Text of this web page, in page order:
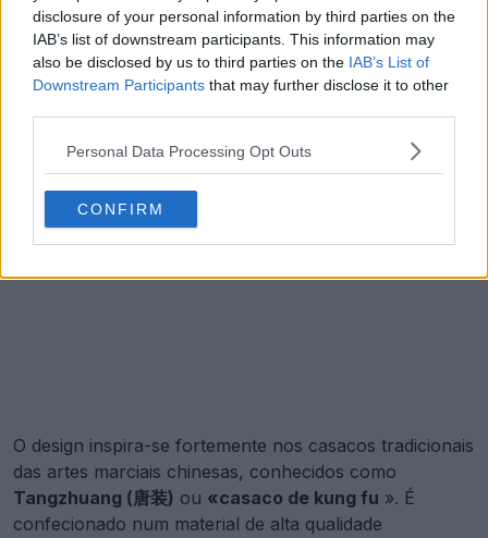
disclosure of your personal information by third parties on the
IAB’s list of downstream participants. This information may
also be disclosed by us to third parties on the IAB’s List of
Downstream Participants that may further disclose it to other
Personal Data Processing Opt Outs
CONFIRM
O design inspira-se fortemente nos casacos tradicionais
das artes marciais chinesas, conhecidos como
Tangzhuang (唐装) ou «casaco de kung fu ». É
confecionado num material de alta qualidade